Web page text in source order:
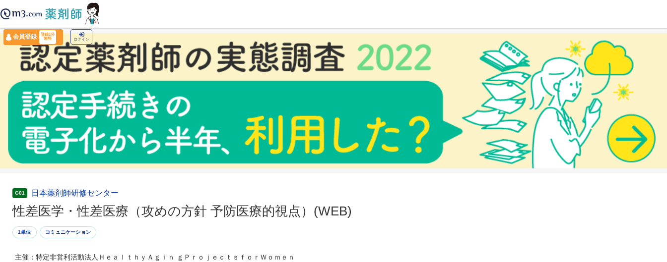
会員登録
登録1分
無料
ログイン
› 性差医学・性差医療（攻めの方針 予防医療的視点）(WEB)
G01 日本薬剤師研修センター
性差医学・性差医療（攻めの方針 予防医療的視点）(WEB)
1単位 コミュニケーション
主催：特定非営利活動法人ＨｅａｌｔｈｙＡｇｉｎ ｇＰｒｏｊｅｃｔｓｆｏｒＷｏｍｅｎ